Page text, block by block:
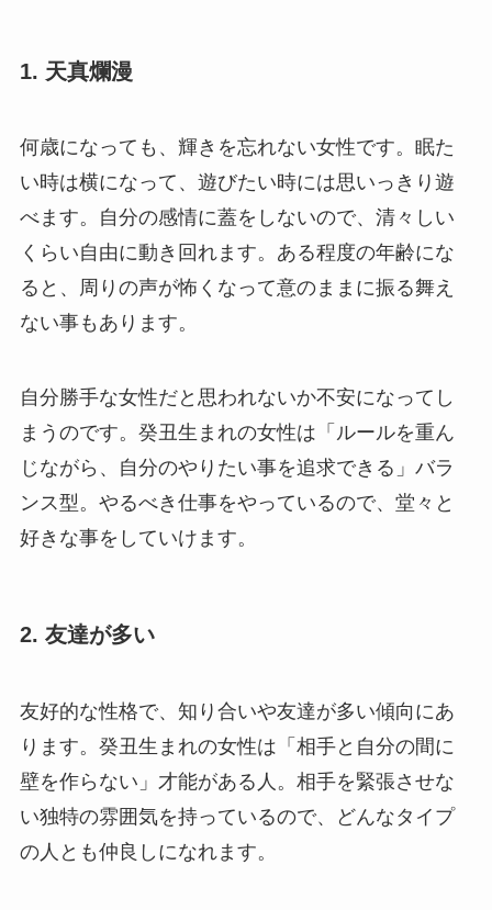
1. 天真爛漫
何歳になっても、輝きを忘れない女性です。眠た
い時は横になって、遊びたい時には思いっきり遊
べます。自分の感情に蓋をしないので、清々しい
くらい自由に動き回れます。ある程度の年齢にな
ると、周りの声が怖くなって意のままに振る舞え
ない事もあります。
自分勝手な女性だと思われないか不安になってし
まうのです。癸丑生まれの女性は「ルールを重ん
じながら、自分のやりたい事を追求できる」バラ
ンス型。やるべき仕事をやっているので、堂々と
好きな事をしていけます。
2. 友達が多い
友好的な性格で、知り合いや友達が多い傾向にあ
ります。癸丑生まれの女性は「相手と自分の間に
壁を作らない」才能がある人。相手を緊張させな
い独特の雰囲気を持っているので、どんなタイプ
の人とも仲良しになれます。